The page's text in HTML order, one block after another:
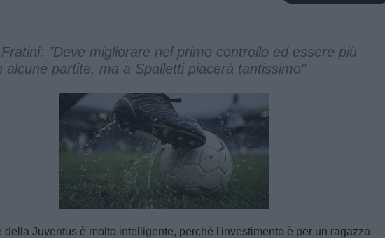
"Deve migliorare nel primo controllo ed essere più
alcune partite, ma a Spalletti piacerà tantissimo"
Unmute
Loaded
100.00%
della Juventus è molto intelligente, perché l'investimento è per un ragazzo